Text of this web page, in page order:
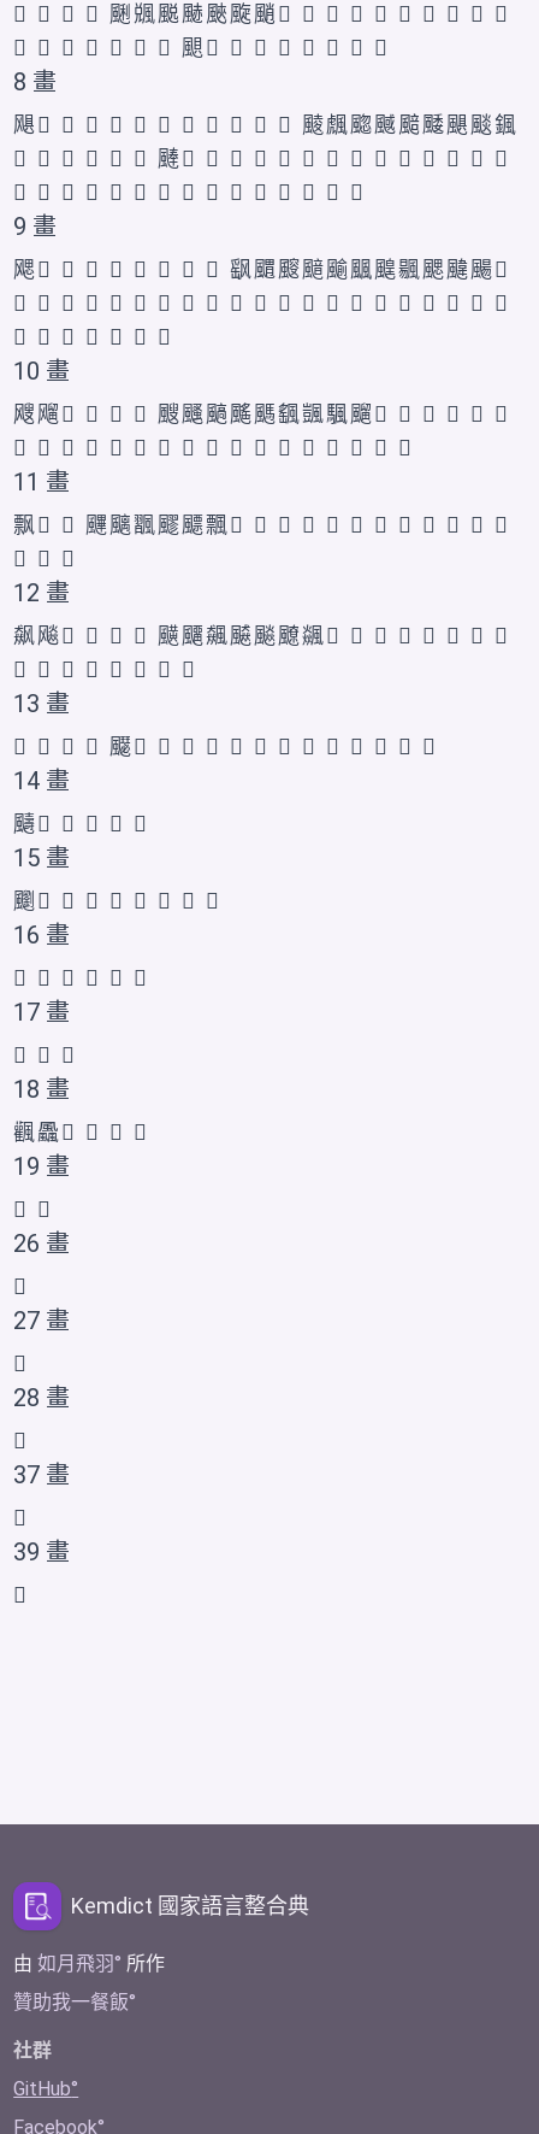
𩙧 𬱽 𫗈 𱃛 䬆䬇䬈䬉䬊颴颵𩗓 𩗔 𩗕 𩗘 𩗙 𩗚 𩗜 𩗝 𩗞 𩗢
𩗣 𩗤 𩗥 𩗧 𩗛 𩗡 𩗖 𩗗𩗟 𩗠 𩗦 𮨬 𱃀 𱃁 𱃂 𲋅
8 畫
飓𩙨 𩙩 𩙪 𫗉 𬱿 𬲀 𱃜 𬱾 𮨴 𱃝 𲋑 䬋䬌䬍䬎䬏䬐颶颷𩗩
𩗪 𩗫 𩗭 𩗰 𩗱 𩗲 𩗴𩗵 𩗶 𩗷 𩗼 𩗽 𩗾 𩘀 𩘁 𮨭 𩗨 𩗬 𩗮 𩗯 𩗳
𩗸 𩗹 𩗺 𩗻 𩗿 𩘂 𩘃 𩘄 𫖽 𮨮 𮨯 𱃃 𱃄 𱃅 𱃆
9 畫
飔𩙫 𩙬 𫗊 𱃞 𬲁 𬲂 𲋇 𲋈 飖䬑䬒䬓䬔䬕䬖䬗 颸颹颺𩘅
𩘇 𩘈 𩘊 𩘋 𩘍 𩘏 𩘑 𩘒 𩘓 𩘘 𩘚 𩘆 𩘉 𩘌 𩘐 𩘔 𩘕 𩘖 𩘗 𩘙 𩘛
𫖾 𫖿 𬱴 𱃇 𱃈 𱃉 𲋆
10 畫
飕飗𩙭 𩙮 𬲃 𬲄 颼颾䬘䬙䬚颻颽颿飀𩘎 𩘜 𩘝 𩘟 𩘠 𩘡
𩘤 𩘧 𩘞 𩘢 𩘣 𩘥 𩘦 𩘨 𩘩 𩘪 𩘫 𩘬 𫗀 𫗁 𫗂 𮨰 𱃊
11 畫
飘𮨵 𱃟 䬛䬜飁飂飃飄𩘭 𩘮 𩘯 𩘰 𩘱 𩘳 𩘵 𩘲 𩘴 𩘶 𩘷 𮨱
𱃋 𱃌 𱃍
12 畫
飙飚𩙯 𱃠 𬲅 𬲆 䬝飅飆飇飈飉飊𩘹 𩘺 𩘻 𩘼 𩘽 𩘿 𩙄 𩙆
𩙇 𩘸 𩘾 𩙀 𩙁 𩙂 𩙃 𩙅
13 畫
𩙰 𫗋 𬲇 𲋋 飋𩙈 𩙉 𩙊 𩙋 𩙌 𩙍 𫗃 𫗄 𮨲 𱃎 𱃏 𲋉 𲋊
14 畫
䬞𩙏 𩙐 𩙎 𫗅 𲋌
15 畫
䬟𩙑 𩙒 𩙓 𩙔 𩙕 𫗆 𱃐 𲋍
16 畫
𬲈 𩙖 𩙘 𩙙 𩙚 𩙗
17 畫
𩙛 𩙜 𱃑
18 畫
飌 飍𩙝 𩙞 𱃒 𱃓
19 畫
𮨳 𩙟
26 畫
𩙠
27 畫
𩙡
28 畫
𩙢
37 畫
𩙣
39 畫
𩙤
Kemdict 國家語言整合典
由如月飛羽 所作
贊助我一餐飯
社群
GitHub
Facebook